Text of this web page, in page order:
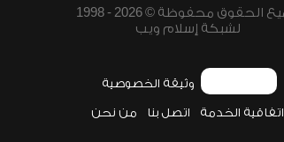
جميع الحقوق محفوظة © 2026 - 1998
لشبكة إسلام ويب
وثيقة الخصوصية
اتفاقية الخدمة اتصل بنا من نحن